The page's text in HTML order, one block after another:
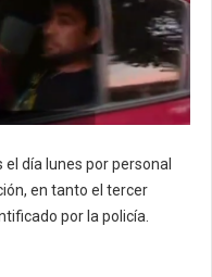
día lunes por personal
en tanto el tercer
por la policía.